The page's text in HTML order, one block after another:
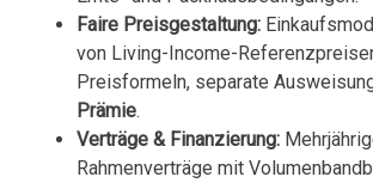
Faire Preisgestaltung:
von Living-Income-
Preisformeln, separate
Prämie.
Verträge & Finanzierung:
Rahmenverträge mit